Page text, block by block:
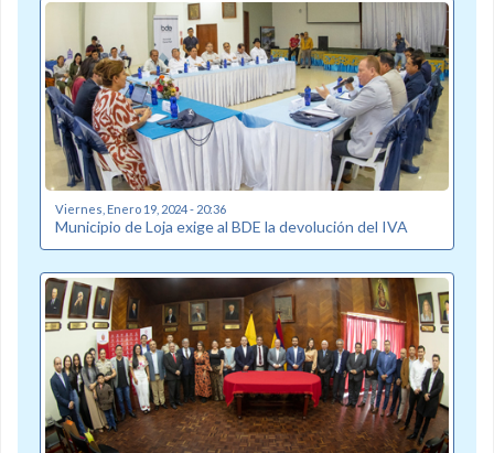
Viernes, Enero 19, 2024 - 20:36
Municipio de Loja exige al BDE la devolución del IVA